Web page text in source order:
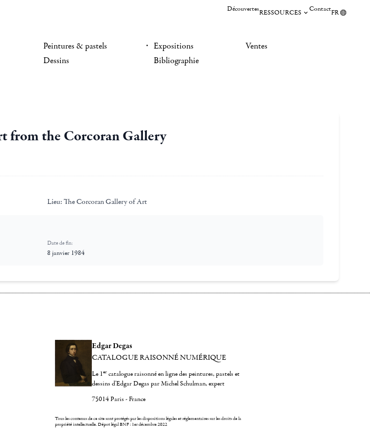
DécouvertesRESSOURCES ContactFR
Peintures & pastels
Dessins
Expositions
Bibliographie
Ventes
from the Corcoran Gallery
Lieu: The Corcoran Gallery of Art
Date de fin:
8 janvier 1984
Edgar Degas
CATALOGUE RAISONNÉ NUMÉRIQUE
Le 1er catalogue raisonné en ligne des peintures, pastels et
dessins d'Edgar Degas par Michel Schulman, expert
75014 Paris - France
Tous les contenus de ce site sont protégés par les dispositions légales et réglementaires sur les droits de la
propriété intellectuelle.Dépot légal BNF : 1er décembre 2022